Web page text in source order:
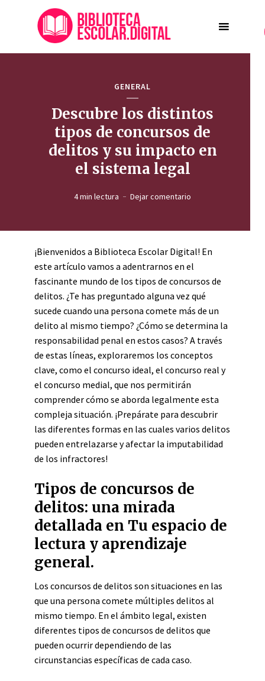
GENERAL
Descubre los distintos
tipos de concursos de
delitos y su impacto en
el sistema legal
4 min lectura Dejar comentario
¡Bienvenidos a Biblioteca Escolar Digital! En
este artículo vamos a adentrarnos en el
fascinante mundo de los tipos de concursos de
delitos. ¿Te has preguntado alguna vez qué
sucede cuando una persona comete más de un
delito al mismo tiempo? ¿Cómo se determina la
responsabilidad penal en estos casos? A través
de estas líneas, exploraremos los conceptos
clave, como el concurso ideal, el concurso real y
el concurso medial, que nos permitirán
comprender cómo se aborda legalmente esta
compleja situación. ¡Prepárate para descubrir
las diferentes formas en las cuales varios delitos
pueden entrelazarse y afectar la imputabilidad
de los infractores!
Tipos de concursos de
delitos: una mirada
detallada en Tu espacio de
lectura y aprendizaje
general.
Los concursos de delitos son situaciones en las
que una persona comete múltiples delitos al
mismo tiempo. En el ámbito legal, existen
diferentes tipos de concursos de delitos que
pueden ocurrir dependiendo de las
circunstancias específicas de cada caso.